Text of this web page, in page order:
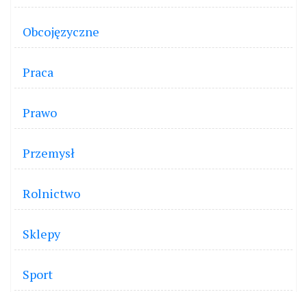
Obcojęzyczne
Praca
Prawo
Przemysł
Rolnictwo
Sklepy
Sport